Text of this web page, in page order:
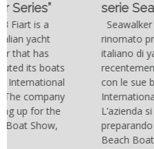
serie Seawalker”
Seawalker 43 Fiart è un
rinomato produttore
italiano di yacht che ha
recentemente debuttato
con le sue barche al Miami
International Boat Show.
L’azienda si sta ora
preparando per il Palm
Beach Boat Show,...